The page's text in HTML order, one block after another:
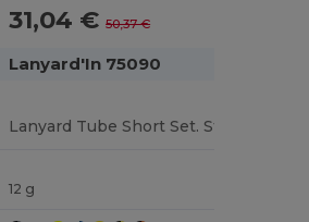
31,04 €50,37 €
Lanyard'In 75090
12 g